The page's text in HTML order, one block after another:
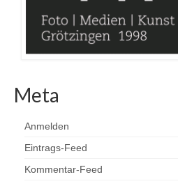
Meta
Anmelden
Eintrags-Feed
Kommentar-Feed